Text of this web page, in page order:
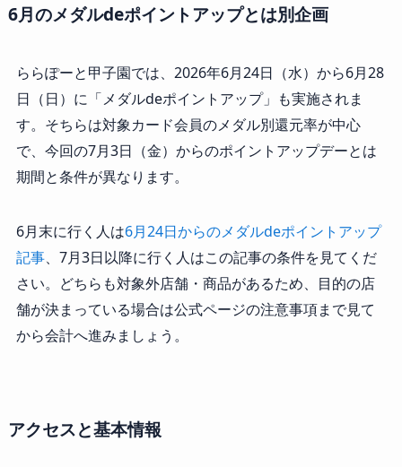
6月のメダルdeポイントアップとは別企画
ららぽーと甲子園では、2026年6月24日（水）から6月28
日（日）に「メダルdeポイントアップ」も実施されま
す。そちらは対象カード会員のメダル別還元率が中心
で、今回の7月3日（金）からのポイントアップデーとは
期間と条件が異なります。
6月末に行く人は6月24日からのメダルdeポイントアップ
記事、7月3日以降に行く人はこの記事の条件を見てくだ
さい。どちらも対象外店舗・商品があるため、目的の店
舗が決まっている場合は公式ページの注意事項まで見て
から会計へ進みましょう。
アクセスと基本情報